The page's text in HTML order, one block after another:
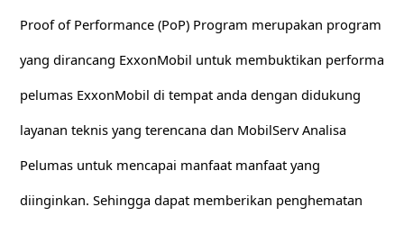
Proof of Performance (PoP) Program merupakan program
yang dirancang ExxonMobil untuk membuktikan performa
pelumas ExxonMobil di tempat anda dengan didukung
layanan teknis yang terencana dan MobilServ Analisa
Pelumas untuk mencapai manfaat manfaat yang
diinginkan. Sehingga dapat memberikan penghematan